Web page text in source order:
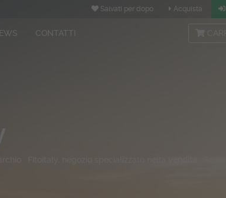
Salvati per dopo Acquista
CONTATTI
.